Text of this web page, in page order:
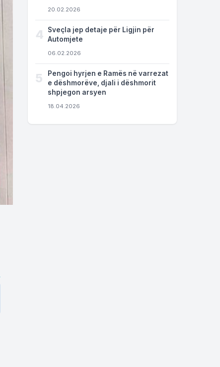
20.02.2026
4
Sveçla jep detaje për Ligjin për
Automjete
06.02.2026
5
Pengoi hyrjen e Ramës në varrezat
e dëshmorëve, djali i dëshmorit
shpjegon arsyen
18.04.2026